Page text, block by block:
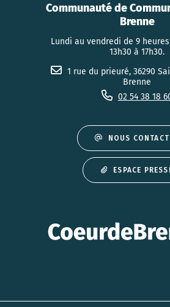
Communauté de
Brenne
Lundi au vendredi de 9
13h30 à 17h30.
1 rue du prieuré, 36290
Brenne
02 54 38 18
NOUS
ESPACE